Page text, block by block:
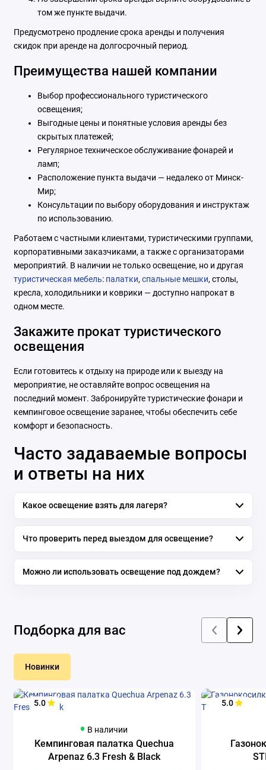
том же пункте выдачи.
Предусмотрено продление срока аренды и получения
скидок при аренде на долгосрочный период.
Преимущества нашей компании
Выбор профессионального туристического
освещения;
Выгодные цены и понятные условия аренды без
скрытых платежей;
Регулярное техническое обслуживание фонарей и
ламп;
Расположение пункта выдачи — недалеко от Минск-
Мир;
Консультации по выбору оборудования и инструктаж
по использованию.
Работаем с частными клиентами, туристическими группами,
корпоративными заказчиками, а также с организаторами
мероприятий. В наличии не только освещение, но и другая
туристическая мебель: палатки, спальные мешки, столы,
кресла, холодильники и коврики — доступно напрокат в
одном месте.
Закажите прокат туристического
освещения
Если готовитесь к отдыху на природе или к выезду на
мероприятие, не оставляйте вопрос освещения на
последний момент. Забронируйте туристические фонари и
кемпинговое освещение заранее, чтобы обеспечить себе
комфорт и безопасность.
Часто задаваемые вопросы
и ответы на них
Какое освещение взять для лагеря?
Что проверить перед выездом для освещение?
Можно ли использовать освещение под дождем?
Подборка для вас
Новинки
5.0
В наличии
Кемпинговая палатка Quechua
Arpenaz 6.3 Fresh & Black
5.0